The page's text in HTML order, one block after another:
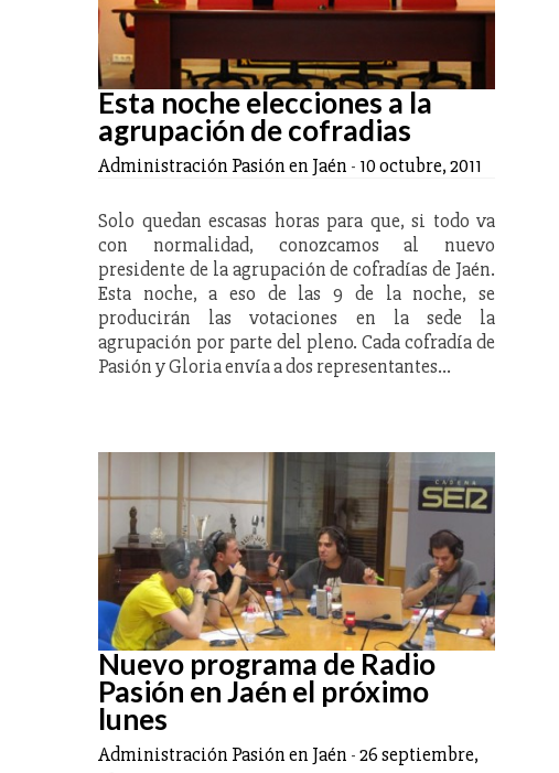
Esta noche elecciones a la
agrupación de cofradias
Administración Pasión en Jaén - 10 octubre, 2011
Solo quedan escasas horas para que, si todo va
con normalidad, conozcamos al nuevo
presidente de la agrupación de cofradías de Jaén.
Esta noche, a eso de las 9 de la noche, se
producirán las votaciones en la sede la
agrupación por parte del pleno. Cada cofradía de
Pasión y Gloria envía a dos representantes…
Nuevo programa de Radio
Pasión en Jaén el próximo
lunes
Administración Pasión en Jaén -26 septiembre,